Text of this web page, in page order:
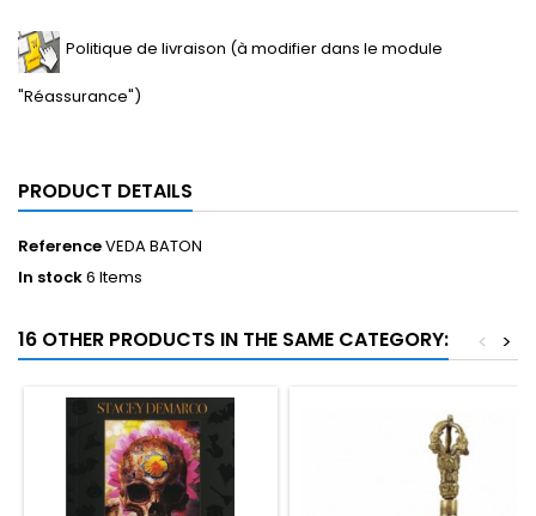
Politique de livraison (à modifier dans le module
"Réassurance")
PRODUCT DETAILS
ReferenceVEDA BATON
In stock6 Items
16 OTHER PRODUCTS IN THE SAME CATEGORY: >
<